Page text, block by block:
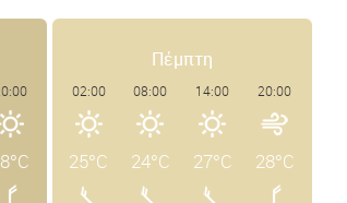
Πέμπτη
02:00
25°C
08:00
24°C
14:00
27°C
20:00
28°C